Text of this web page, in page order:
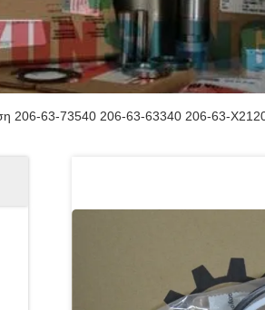
206-63-73540 206-63-63340 206-63-